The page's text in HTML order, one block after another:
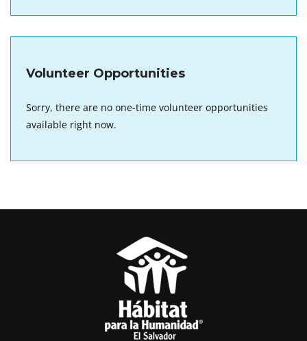
Volunteer Opportunities
Sorry, there are no one-time volunteer opportunities
available right now.